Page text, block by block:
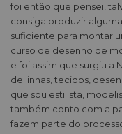
foi então que pensei,
consiga produzir
suficiente para montar
curso de desenho de
e foi assim que surgiu a
de linhas, tecidos,
que sou estilista,
também conto com a
fazem parte do